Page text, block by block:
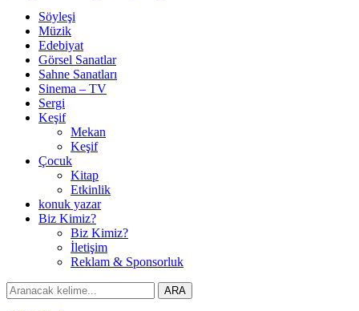
Söyleşi
Müzik
Edebiyat
Görsel Sanatlar
Sahne Sanatları
Sinema – TV
Sergi
Keşif
Mekan
Keşif
Çocuk
Kitap
Etkinlik
konuk yazar
Biz Kimiz?
Biz Kimiz?
İletişim
Reklam & Sponsorluk
Search
for:
ARA